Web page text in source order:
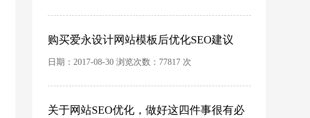
购买爱永设计网站模板后优化SEO建议
日期：2017-08-30 浏览次数：77817 次
关于网站SEO优化，做好这四件事很有必